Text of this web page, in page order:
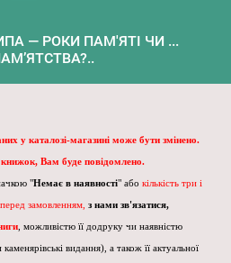
— РОКИ ПАМ'ЯТІ ЧИ ...
у каталозі-магазині може бути змінено.
книжок, Вам буде повідомлено.
"Немає в наявності" або кількість три і
замовленням, з нами зв'язатися,
, можливістю її додруку чи наявністю
видання), а також її актуальної